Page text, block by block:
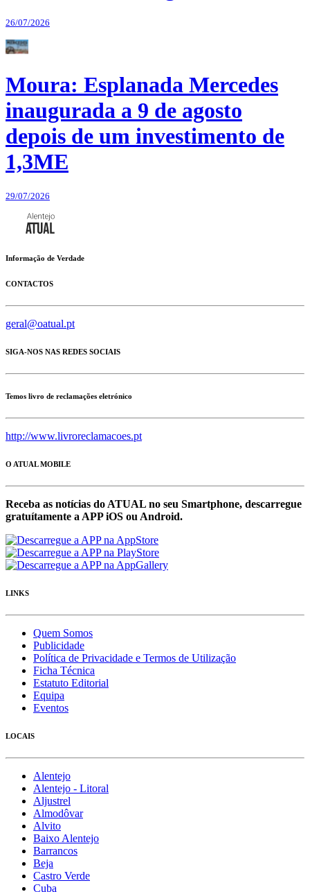
26/07/2026
Moura: Esplanada Mercedes
inaugurada a 9 de agosto
depois de um investimento de
1,3ME
29/07/2026
Informação de Verdade
CONTACTOS
geral@oatual.pt
SIGA-NOS NAS REDES SOCIAIS
Temos livro de reclamações eletrónico
http://www.livroreclamacoes.pt
O ATUAL MOBILE
Receba as notícias do ATUAL no seu Smartphone, descarregue
gratuítamente a APP iOS ou Android.
LINKS
Quem Somos
Publicidade
Política de Privacidade e Termos de Utilização
Ficha Técnica
Estatuto Editorial
Equipa
Eventos
LOCAIS
Alentejo
Alentejo - Litoral
Aljustrel
Almodôvar
Alvito
Baixo Alentejo
Barrancos
Beja
Castro Verde
Cuba